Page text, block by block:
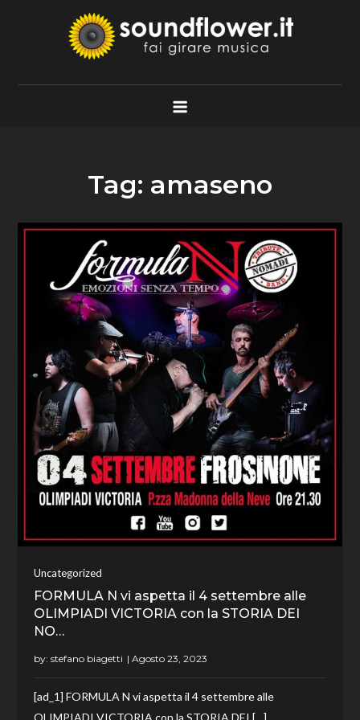
Soundflower.it
Fai Girare Musica
Tag: amaseno
Uncategorized
FORMULA N vi aspetta il 4 settembre alle
OLIMPIADI VICTORIA con la STORIA DEI
NO…
by:stefano biagetti
[ad_1] FORMULA N vi aspetta il 4 settembre alle